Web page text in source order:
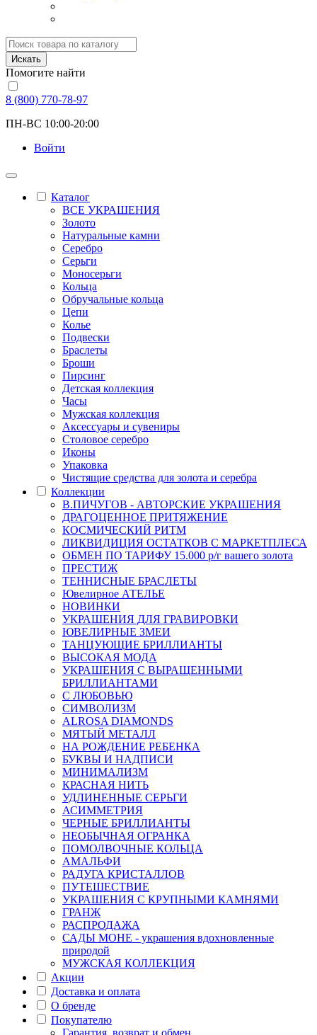
Искать
Помогите найти
8 (800) 770-78-97
ПН-ВС 10:00-20:00
Войти
Каталог
ВСЕ УКРАШЕНИЯ
Золото
Натуральные камни
Серебро
Серьги
Моносерьги
Кольца
Обручальные кольца
Цепи
Колье
Подвески
Браслеты
Броши
Пирсинг
Детская коллекция
Часы
Мужская коллекция
Аксессуары и сувениры
Столовое серебро
Иконы
Упаковка
Чистящие средства для золота и серебра
Коллекции
В.ПИЧУГОВ - АВТОРСКИЕ УКРАШЕНИЯ
ДРАГОЦЕННОЕ ПРИТЯЖЕНИЕ
КОСМИЧЕСКИЙ РИТМ
ЛИКВИДИЦИЯ ОСТАТКОВ С МАРКЕТПЛЕСА
ОБМЕН ПО ТАРИФУ 15.000 р/г вашего золота
ПРЕСТИЖ
ТЕННИСНЫЕ БРАСЛЕТЫ
Ювелирное АТЕЛЬЕ
НОВИНКИ
УКРАШЕНИЯ ДЛЯ ГРАВИРОВКИ
ЮВЕЛИРНЫЕ ЗМЕИ
ТАНЦУЮЩИЕ БРИЛЛИАНТЫ
ВЫСОКАЯ МОДА
УКРАШЕНИЯ С ВЫРАЩЕННЫМИ
БРИЛЛИАНТАМИ
С ЛЮБОВЬЮ
СИМВОЛИЗМ
ALROSA DIAMONDS
МЯТЫЙ МЕТАЛЛ
НА РОЖДЕНИЕ РЕБЕНКА
БУКВЫ И НАДПИСИ
МИНИМАЛИЗМ
КРАСНАЯ НИТЬ
УДЛИНЕННЫЕ СЕРЬГИ
АСИММЕТРИЯ
ЧЕРНЫЕ БРИЛЛИАНТЫ
НЕОБЫЧНАЯ ОГРАНКА
ПОМОЛВОЧНЫЕ КОЛЬЦА
АМАЛЬФИ
РАДУГА КРИСТАЛЛОВ
ПУТЕШЕСТВИЕ
УКРАШЕНИЯ С КРУПНЫМИ КАМНЯМИ
ГРАНЖ
РАСПРОДАЖА
САДЫ МОНЕ - украшения вдохновленные
природой
МУЖСКАЯ КОЛЛЕКЦИЯ
Акции
Доставка и оплата
О бренде
Покупателю
Гарантия, возврат и обмен